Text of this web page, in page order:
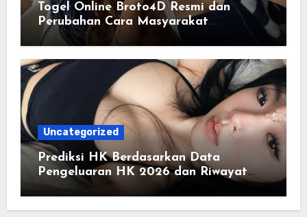
Togel Online Broto4D Resmi dan
Perubahan Cara Masyarakat
Mengakses Informasi Berbasis Data
Uncategorized
Prediksi HK Berdasarkan Data
Pengeluaran HK 2026 dan Riwayat
HK Pools